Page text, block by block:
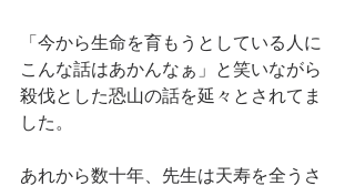
「今から生命を育もうとしている人に
こんな話はあかんなぁ」と笑いながら
殺伐とした恐山の話を延々とされてま
した。
あれから数十年、先生は天寿を全うさ